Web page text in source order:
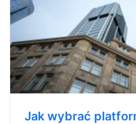
Jak wybrać